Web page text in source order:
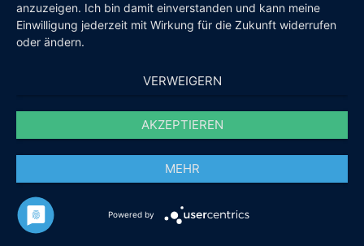
anzuzeigen. Ich bin damit einverstanden und kann meine
Einwilligung jederzeit mit Wirkung für die Zukunft widerrufen
oder ändern.
VERWEIGERN
AKZEPTIEREN
MEHR
Powered by